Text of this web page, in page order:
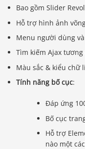
Bao gồm Slider
Hỗ trợ hình ảnh
Menu người dùng
Tìm kiếm Ajax tương
Màu sắc & kiểu chữ
Tính năng bố cục:
Đáp ứng
Bố cục
Hỗ trợ
nào một